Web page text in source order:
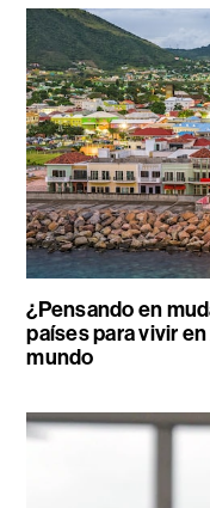
¿Pensando en
países para vivir
mundo